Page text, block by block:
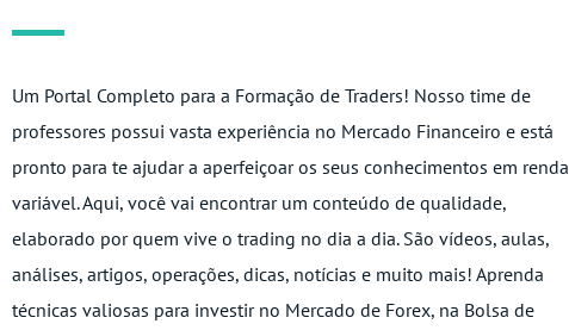
Um Portal Completo para a Formação de Traders! Nosso time de
professores possui vasta experiência no Mercado Financeiro e está
pronto para te ajudar a aperfeiçoar os seus conhecimentos em renda
variável. Aqui, você vai encontrar um conteúdo de qualidade,
elaborado por quem vive o trading no dia a dia. São vídeos, aulas,
análises, artigos, operações, dicas, notícias e muito mais! Aprenda
técnicas valiosas para investir no Mercado de Forex, na Bolsa de